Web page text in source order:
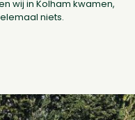
wij in Kolham kwamen,
niets.